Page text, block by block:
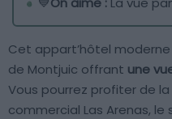
Cet appart’hôtel
de Montjuic offrant une
Vous pourrez profiter de
commercial Las Arenas,